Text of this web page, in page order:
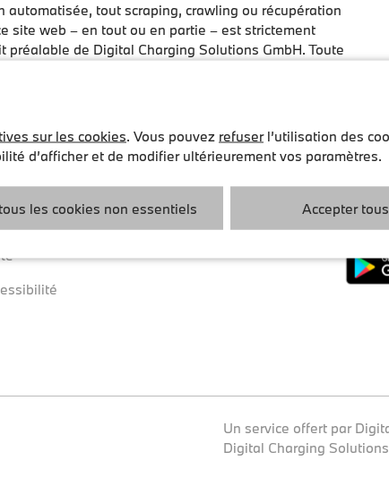
automatisée, tout scraping, crawling ou récupération
site web – en tout ou en partie – est strictement
de Digital Charging Solutions GmbH. Toute
et conditions
Cookies
Politique des cookies
Un service offert par
Digital Charging
sur les cookies. Vous pouvez refuserl’utilisation des
d’afficher et de modifier ultérieurement vos paramètres.
les cookies non essentiels Accepter